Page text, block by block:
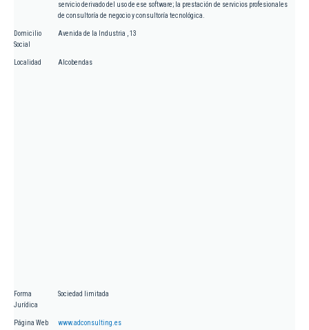
servicio derivado del uso de ese software; la prestación de servicios profesionales
de consultoría de negocio y consultoría tecnológica.
Domicilio
Social
Avenida de la Industria , 13
Localidad Alcobendas
Forma
Jurídica
Sociedad limitada
Página Web www.adconsulting.es